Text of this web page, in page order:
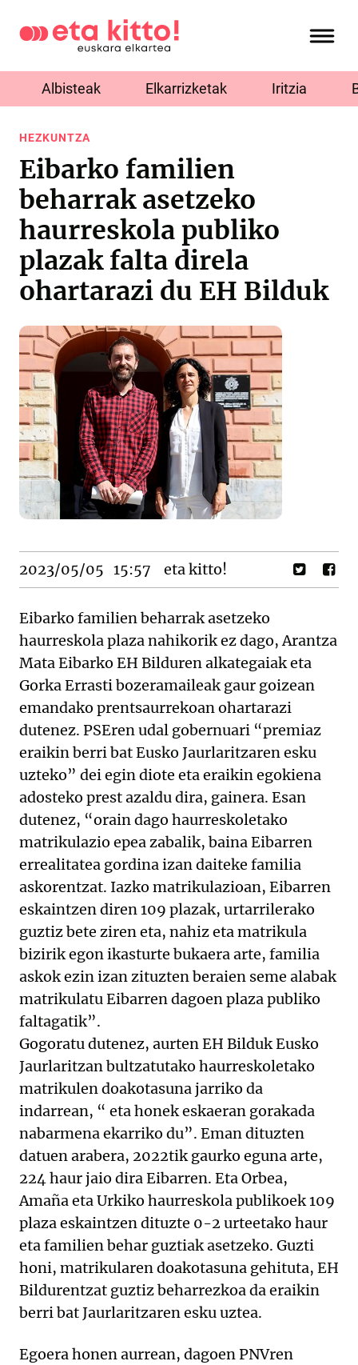
Albisteak Elkarrizketak Iritzia
HEZKUNTZA
Eibarko familien
beharrak asetzeko
haurreskola publiko
plazak falta direla
ohartarazi du EH Bilduk
2023/05/05 15:57 eta kitto!
Eibarko familien beharrak asetzeko
haurreskola plaza nahikorik ez dago, Arantza
Mata Eibarko EH Bilduren alkategaiak eta
Gorka Errasti bozeramaileak gaur goizean
emandako prentsaurrekoan ohartarazi
dutenez. PSEren udal gobernuari “premiaz
eraikin berri bat Eusko Jaurlaritzaren esku
uzteko” dei egin diote eta eraikin egokiena
adosteko prest azaldu dira, gainera. Esan
dutenez, “orain dago haurreskoletako
matrikulazio epea zabalik, baina Eibarren
errealitatea gordina izan daiteke familia
askorentzat. Iazko matrikulazioan, Eibarren
eskaintzen diren 109 plazak, urtarrilerako
guztiz bete ziren eta, nahiz eta matrikula
bizirik egon ikasturte bukaera arte, familia
askok ezin izan zituzten beraien seme alabak
matrikulatu Eibarren dagoen plaza publiko
faltagatik”.
Gogoratu dutenez, aurten EH Bilduk Eusko
Jaurlaritzan bultzatutako haurreskoletako
matrikulen doakotasuna jarriko da
indarrean, “ eta honek eskaeran gorakada
nabarmena ekarriko du”. Eman dituzten
datuen arabera, 2022tik gaurko eguna arte,
224 haur jaio dira Eibarren. Eta Orbea,
Amaña eta Urkiko haurreskola publikoek 109
plaza eskaintzen dituzte 0-2 urteetako haur
eta familien behar guztiak asetzeko. Guzti
honi, matrikularen doakotasuna gehituta, EH
Bildurentzat guztiz beharrezkoa da eraikin
berri bat Jaurlaritzaren esku uztea.
Egoera honen aurrean, dagoen PNVren